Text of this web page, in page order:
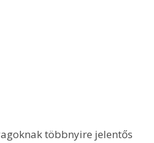
többnyire jelentős